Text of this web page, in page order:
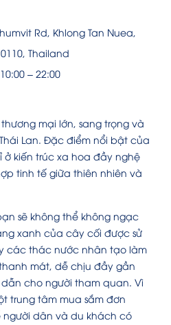
Rd, Khlong Tan Nuea,
Thailand
10:00 – 22:00
mại lớn, sang trọng và
Lan. Đặc điểm nổi bật của
ở kiến trúc xa hoa đầy nghệ
tinh tế giữa thiên nhiên và
sẽ không thể không ngạc
xanh của cây cối được sử
các thác nước nhân tạo làm
mát, dễ chịu đầy gần
cho người tham quan. Vì
trung tâm mua sắm đơn
dân và du khách có